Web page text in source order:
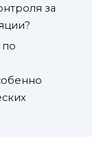
за